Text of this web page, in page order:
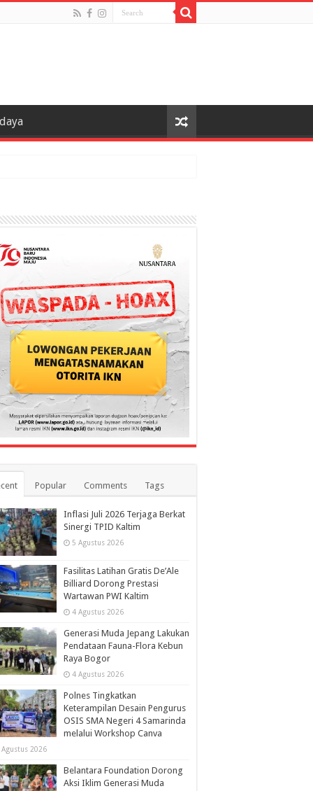
Popular Comments Tags
Inflasi Juli 2026 Terjaga Berkat
Sinergi TPID Kaltim
5 Agustus 2026
Fasilitas Latihan Gratis De’Ale
Billiard Dorong Prestasi
Wartawan PWI Kaltim
4 Agustus 2026
Generasi Muda Jepang Lakukan
Pendataan Fauna-Flora Kebun
Raya Bogor
4 Agustus 2026
Polnes Tingkatkan
Keterampilan Desain Pengurus
OSIS SMA Negeri 4 Samarinda
melalui Workshop Canva
Agustus 2026
Belantara Foundation Dorong
Aksi Iklim Generasi Muda